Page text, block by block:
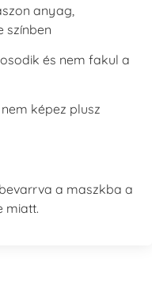
anyag,
színben
és nem fakul a
képez plusz
a maszkba a
miatt.